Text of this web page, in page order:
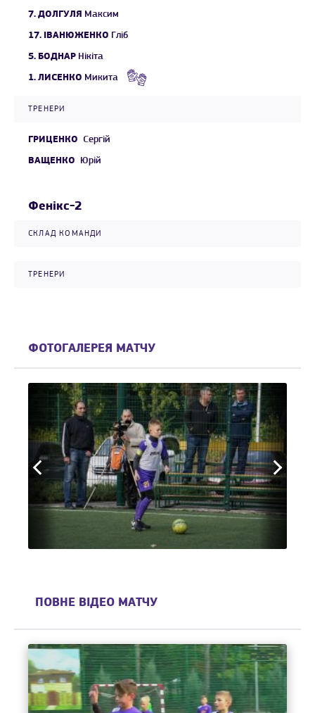
7. ДОЛГУЛЯ Максим
17. ІВАНЮЖЕНКО Гліб
5. БОДНАР Нікіта
1. ЛИСЕНКО Микита
ТРЕНЕРИ
ГРИЦЕНКО Сергій
ВАЩЕНКО Юрій
Фенікс-2
СКЛАД КОМАНДИ
ТРЕНЕРИ
ФОТОГАЛЕРЕЯ МАТЧУ
ПОВНЕ ВІДЕО МАТЧУ